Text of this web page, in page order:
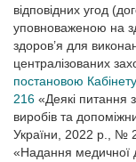
відповідних угод
уповноваженою на
здоров’я для
централізованих
постановою
216 «Деякі питання
виробів та
України, 2022 р., №
«Надання медичної